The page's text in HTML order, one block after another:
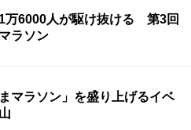
万6000人が駆け抜ける 第3回
ラソン
まマラソン」を盛り上げるイベ